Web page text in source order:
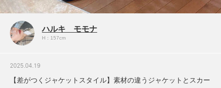
ハルキ モモナ
H：157cm
2025.04.19
【差がつくジャケットスタイル】素材の違うジャケットとスカー